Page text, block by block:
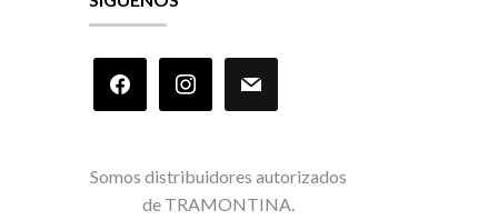
facebook instagram
Somos distribuidores autorizados
de TRAMONTINA.